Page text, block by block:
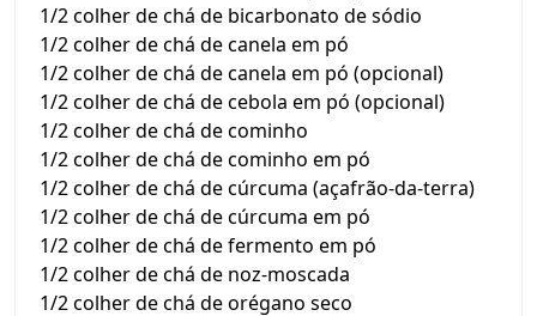
1/2 colher de chá de bicarbonato de sódio
1/2 colher de chá de canela em pó
1/2 colher de chá de canela em pó (opcional)
1/2 colher de chá de cebola em pó (opcional)
1/2 colher de chá de cominho
1/2 colher de chá de cominho em pó
1/2 colher de chá de cúrcuma (açafrão-da-terra)
1/2 colher de chá de cúrcuma em pó
1/2 colher de chá de fermento em pó
1/2 colher de chá de noz-moscada
1/2 colher de chá de orégano seco